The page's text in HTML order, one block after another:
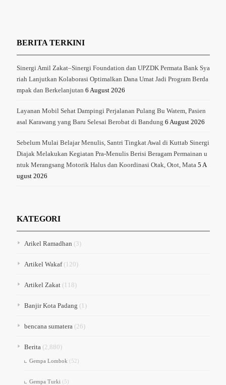
BERITA TERKINI
Sinergi Amil Zakat–Sinergi Foundation dan UPZDK Permata Bank Sya
riah Lanjutkan Kolaborasi Optimalkan Dana Umat Jadi Program Berda
mpak dan Berkelanjutan 6 August 2026
Layanan Mobil Sehat Dampingi Perjalanan Pulang Bu Watem, Pasien
asal Karawang yang Baru Selesai Berobat di Bandung 6 August 2026
Sebelum Mulai Belajar Menulis, Santri Tingkat Awal di Kuttab Sinergi
Diajak Melakukan Kegiatan Pra-Menulis Berisi Beragam Permainan u
ntuk Merangsang Motorik Halus dan Koordinasi Otak, Otot, Mata 5 A
ugust 2026
KATEGORI
Arikel Ramadhan (3)
Artikel Wakaf(120)
Artikel Zakat(118)
Banjir Kota Padang (1)
bencana sumatera (26)
Berita (2,880)
Gempa Lombok (52)
Gempa Turki (5)